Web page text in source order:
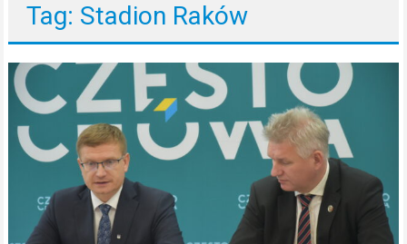
Kłobuck,
Lubliniec,
Myszków
Tag: Stadion Raków